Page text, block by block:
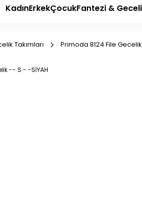
KadınErkekÇocukFantezi &
Takımları Primoda 8124 File